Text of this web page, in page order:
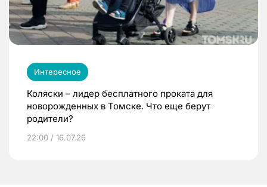
Интересное
Коляски – лидер бесплатного проката для
новорожденных в Томске. Что еще берут
родители?
22:00 / 16.07.26